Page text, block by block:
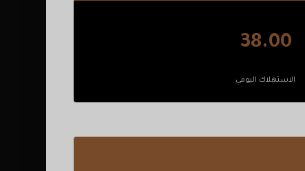
38.00
الاستهلاك اليومي